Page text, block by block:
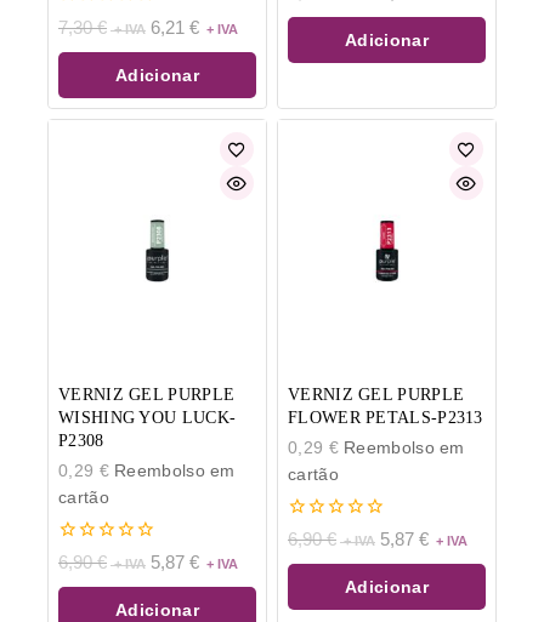
0
de
5
7,30€ 6,21 €
Adicionar
de
5
Adicionar
VERNIZ GEL PURPLE
WISHING YOU LUCK-
P2308
0,29 €Reembolso em
cartão
0
de
5
6,90€ 5,87 €
Adicionar
VERNIZ GEL PURPLE
FLOWER PETALS-P2313
0,29 €Reembolso em
cartão
0
de
5
6,90€ 5,87 €
Adicionar